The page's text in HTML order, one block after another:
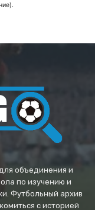
объединения и
по изучению и
Футбольный архив
с историей